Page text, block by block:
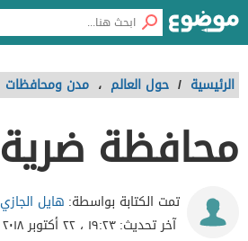
الرئيسية / حول العالم ، مدن ومحافظات
محافظة ضرية
تمت الكتابة بواسطة: هايل الجازي
آخر تحديث:١٩:٢٣ ، ٢٢ أكتوبر ٢٠١٨